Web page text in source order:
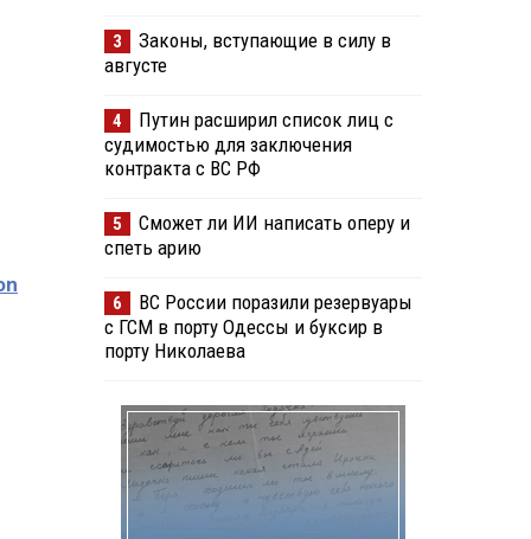
3
Законы, вступающие в силу в
августе
4
Путин расширил список лиц с
судимостью для заключения
контракта с ВС РФ
5
Сможет ли ИИ написать оперу и
спеть арию
6
ВС России поразили резервуары
с ГСМ в порту Одессы и буксир в
порту Николаева